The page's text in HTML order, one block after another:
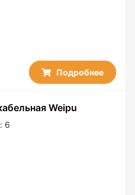
Подробнее
Weipu
6